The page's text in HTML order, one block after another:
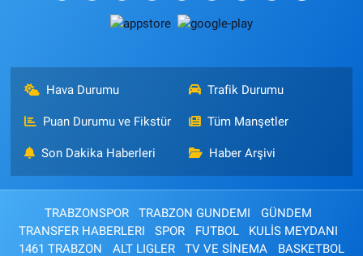
Hava Durumu Trafik Durumu
Puan Durumu ve Fikstür Tüm Manşetler
Son Dakika Haberleri Haber Arşivi
TRABZONSPOR TRABZON GUNDEMI
GÜNDEM
TRANSFER HABERLERI
SPOR FUTBOL
KULİS MEYDANI
1461 TRABZON
ALT LIGLER TV VE SİNEMA BASKETBOL